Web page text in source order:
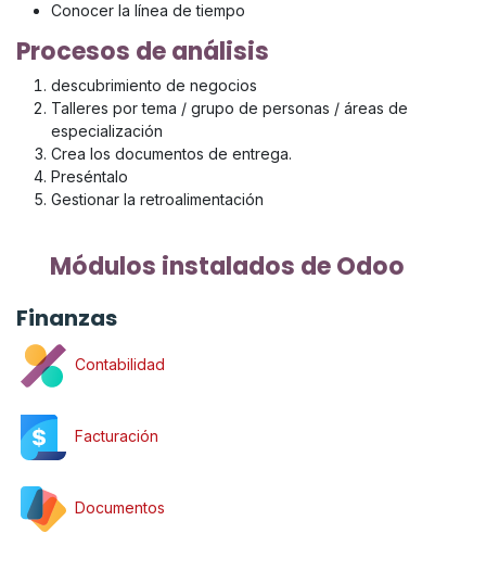
Conocer la línea de tiempo
Procesos de análisis
descubrimiento de negocios
Talleres por tema / grupo de personas / áreas de
especialización
Crea los documentos de entrega.
Preséntalo
Gestionar la retroalimentación
Módulos instalados de Odoo
Finanzas
Contabilidad
Facturación
Documentos